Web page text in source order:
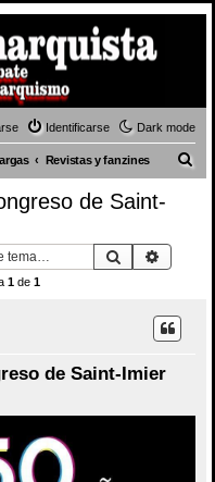
Dark mode
Identificarse
Revistas y fanzines
de Saint-
Buscar
1 de 1
de Saint-Imier